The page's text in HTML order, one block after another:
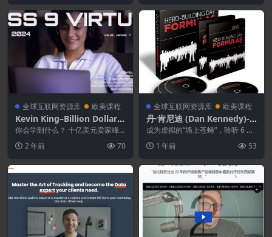
全球互联网资源库 欧美课程
Kevin King–Billion Dollar S
ellers Summit 9
你会学到什么？ 十亿美元卖家峰
顶级活动。 这...
2 年前 70
全球互联网资源库 欧美课程
丹·肯尼迪 (Dan Kennedy)-H
erd Building Day Formula
成为虚拟的“墙上苍蝇”，聆听 6 位
揭示具体可行的...
1 年前 53